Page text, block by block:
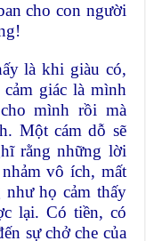
cho con người
là khi giàu có,
giác là mình
mình rồi mà
Một cám dỗ sẽ
rằng những lời
vô ích, mất
họ cảm thấy
lại. Có tiền, có
sự chở che của